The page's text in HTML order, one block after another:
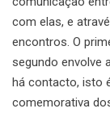
com elas, e
encontros. O
segundo envolve
há contacto, isto
comemorativa